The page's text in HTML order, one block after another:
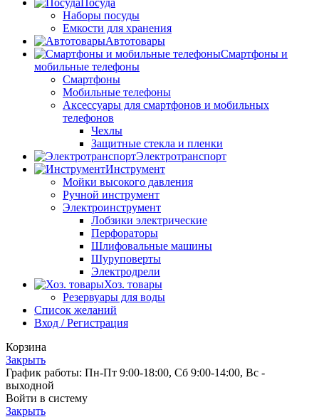
Наборы посуды
Емкости для хранения
Автотовары
Смартфоны и
мобильные телефоны
Смартфоны
Мобильные телефоны
Аксессуары для смартфонов и мобильных
телефонов
Чехлы
Защитные стекла и пленки
Электротранспорт
Инструмент
Мойки высокого давления
Ручной инструмент
Электроинструмент
Лобзики электрические
Перфораторы
Шлифовальные машины
Шуруповерты
Электродрели
Хоз. товары
Резервуары для воды
Список желаний
Вход / Регистрация
Корзина
Закрыть
График работы: Пн-Пт 9:00-18:00, Сб 9:00-14:00, Вс -
выходной
Войти в систему
Закрыть